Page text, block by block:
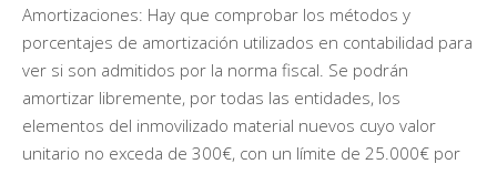
Amortizaciones: Hay que comprobar los métodos y
porcentajes de amortización utilizados en contabilidad para
ver si son admitidos por la norma fiscal. Se podrán
amortizar libremente, por todas las entidades, los
elementos del inmovilizado material nuevos cuyo valor
unitario no exceda de 300€, con un límite de 25.000€ por